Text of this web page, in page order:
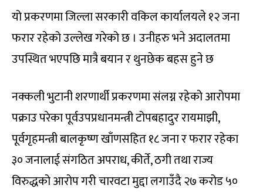
यो प्रकरणमा जिल्ला सरकारी वकिल कार्यालयले १२ जना
फरार रहेको उल्लेख गरेको छ । उनीहरु भने अदालतमा
उपस्थित भएपछि मात्रै बयान र थुनछेक बहस हुने छ
नक्कली भुटानी शरणार्थी प्रकरणमा संलग्न रहेको आरोपमा
पक्राउ परेका पूर्वउपप्रधानमन्त्री टोपबहादुर रायमाझी,
पूर्वगृहमन्त्री बालकृष्ण खाँणसहित १८ जना र फरार रहेका
३० जनालाई संगठित अपराध, कीर्ते, ठगी तथा राज्य
विरुद्धको आरोप गरी चारवटा मुद्दा लगाउँदै २७ करोड ५०